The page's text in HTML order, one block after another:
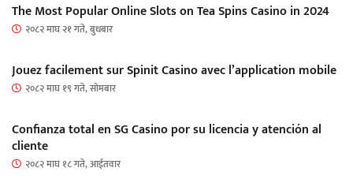
The Most Popular Online Slots on Tea Spins Casino in 2024
२०८२ माघ २१ गते, बुधबार
Jouez facilement sur Spinit Casino avec l’application mobile
२०८२ माघ १९ गते, सोमबार
Confianza total en SG Casino por su licencia y atención al
cliente
२०८२ माघ १८ गते, आईतवार